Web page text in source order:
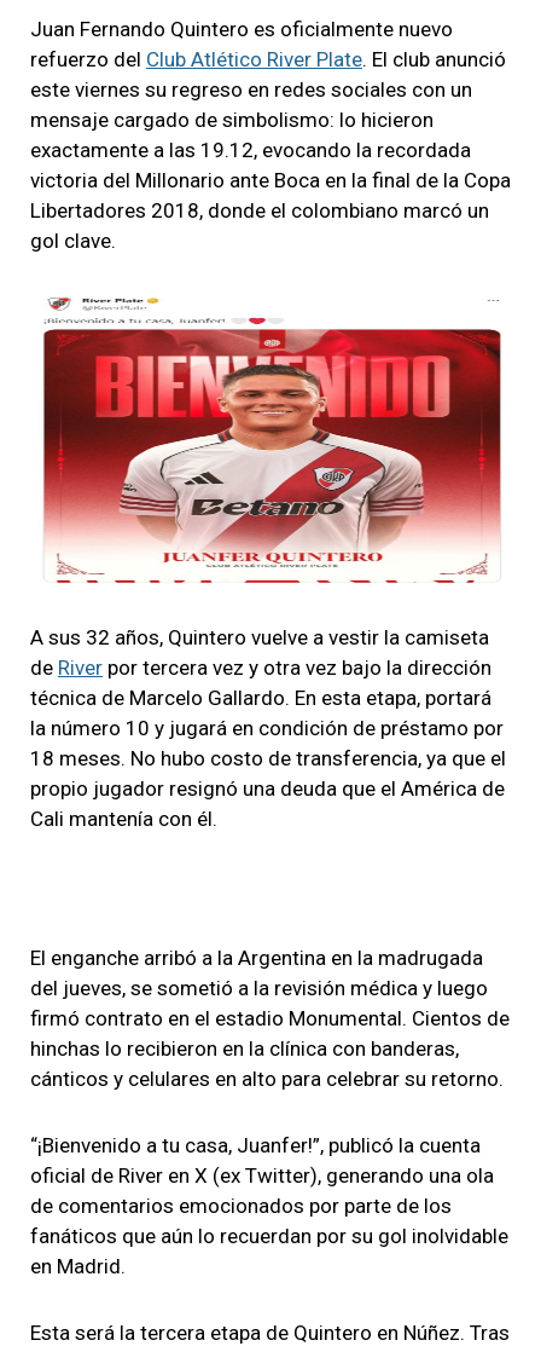
Juan Fernando Quintero es oficialmente nuevo
refuerzo del Club Atlético River Plate. El club anunció
este viernes su regreso en redes sociales con un
mensaje cargado de simbolismo: lo hicieron
exactamente a las 19.12, evocando la recordada
victoria del Millonario ante Boca en la final de la Copa
Libertadores 2018, donde el colombiano marcó un
gol clave.
A sus 32 años, Quintero vuelve a vestir la camiseta
de River por tercera vez y otra vez bajo la dirección
técnica de Marcelo Gallardo. En esta etapa, portará
la número 10 y jugará en condición de préstamo por
18 meses. No hubo costo de transferencia, ya que el
propio jugador resignó una deuda que el América de
Cali mantenía con él.
El enganche arribó a la Argentina en la madrugada
del jueves, se sometió a la revisión médica y luego
firmó contrato en el estadio Monumental. Cientos de
hinchas lo recibieron en la clínica con banderas,
cánticos y celulares en alto para celebrar su retorno.
“¡Bienvenido a tu casa, Juanfer!”, publicó la cuenta
oficial de River en X (ex Twitter), generando una ola
de comentarios emocionados por parte de los
fanáticos que aún lo recuerdan por su gol inolvidable
en Madrid.
Esta será la tercera etapa de Quintero en Núñez. Tras